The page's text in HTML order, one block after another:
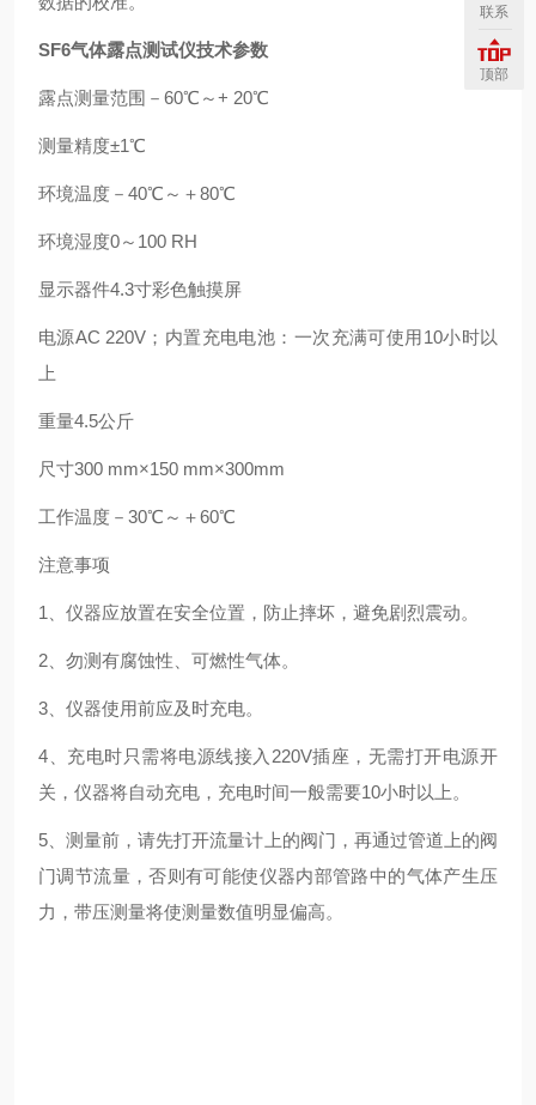
SF6气体露点测试仪技术参数
露点测量范围－60℃～+ 20℃
测量精度±1℃
环境温度－40℃～＋80℃
环境湿度0～100 RH
显示器件4.3寸彩色触摸屏
电源AC 220V；内置充电电池：一次充满可使用10小时以
上
重量4.5公斤
尺寸300 mm×150 mm×300mm
工作温度－30℃～＋60℃
注意事项
1、仪器应放置在安全位置，防止摔坏，避免剧烈震动。
2、勿测有腐蚀性、可燃性气体。
3、仪器使用前应及时充电。
4、充电时只需将电源线接入220V插座，无需打开电源开
关，仪器将自动充电，充电时间一般需要10小时以上。
5、测量前，请先打开流量计上的阀门，再通过管道上的阀
门调节流量，否则有可能使仪器内部管路中的气体产生压
力，带压测量将使测量数值明显偏高。
联系
顶部